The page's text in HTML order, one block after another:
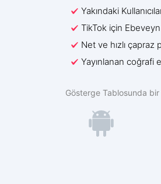
Yakındaki
TikTok için
Net ve hızlı çapraz
Yayınlanan coğrafi
Gösterge Tablosunda